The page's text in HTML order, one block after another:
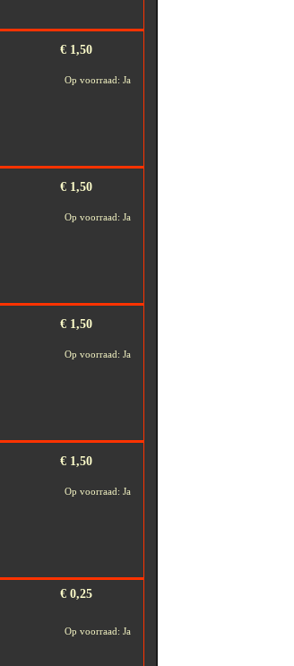
€ 1,50
Op voorraad: Ja
€ 1,50
Op voorraad: Ja
€ 1,50
Op voorraad: Ja
€ 1,50
Op voorraad: Ja
€ 0,25
Op voorraad: Ja